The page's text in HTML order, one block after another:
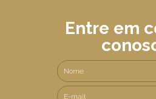
Entre em